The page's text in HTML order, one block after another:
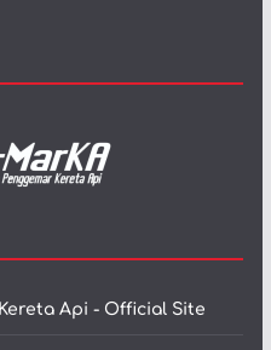
Api - Official Site